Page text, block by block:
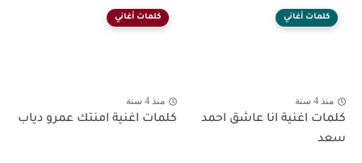
كلمات أغاني
منذ 4 سنة
كلمات اغنية انا عاشق احمد
سعد
كلمات أغاني
منذ 4 سنة
كلمات اغنية امنتك عمرو دياب